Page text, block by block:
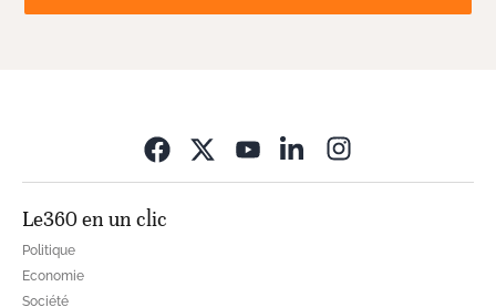
Le360 en un clic
Politique
Economie
Société